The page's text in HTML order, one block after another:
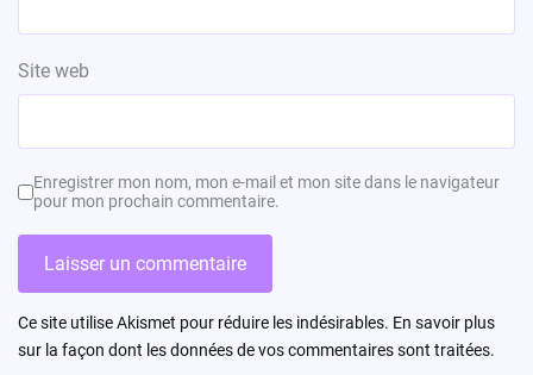
Site web
Enregistrer mon nom, mon e-mail et mon site dans le navigateur
pour mon prochain commentaire.
Ce site utilise Akismet pour réduire les indésirables. En savoir plus
sur la façon dont les données de vos commentaires sont traitées.